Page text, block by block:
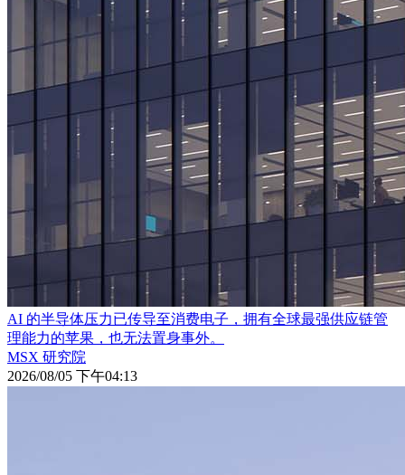
AI 的半导体压力已传导至消费电子，拥有全球最强供应链管
理能力的苹果，也无法置身事外。
MSX 研究院
2026/08/05 下午04:13